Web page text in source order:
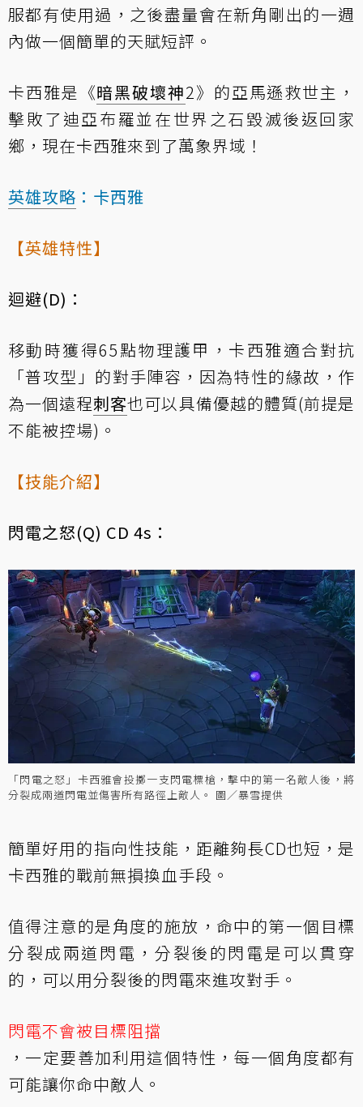
服都有使用過，之後盡量會在新角剛出的一週
內做一個簡單的天賦短評。
卡西雅是《暗黑破壞神2》的亞馬遜救世主，
擊敗了迪亞布羅並在世界之石毀滅後返回家
鄉，現在卡西雅來到了萬象界域！
英雄攻略 ：卡西雅
【英雄特性】
迴避(D)：
移動時獲得65點物理護甲，卡西雅適合對抗
「普攻型」的對手陣容，因為特性的緣故，作
為一個遠程刺客也可以具備優越的體質(前提是
不能被控場)。
【技能介紹】
閃電之怒(Q) CD 4s：
「閃電之怒」卡西雅會投擲一支閃電標槍，擊中的第一名敵人後，將
分裂成兩道閃電並傷害所有路徑上敵人。 圖／暴雪提供
簡單好用的指向性技能，距離夠長CD也短，是
卡西雅的戰前無損換血手段。
值得注意的是角度的施放，命中的第一個目標
分裂成兩道閃電，分裂後的閃電是可以貫穿
的，可以用分裂後的閃電來進攻對手。
閃電不會被目標阻擋
，一定要善加利用這個特性，每一個角度都有
可能讓你命中敵人。